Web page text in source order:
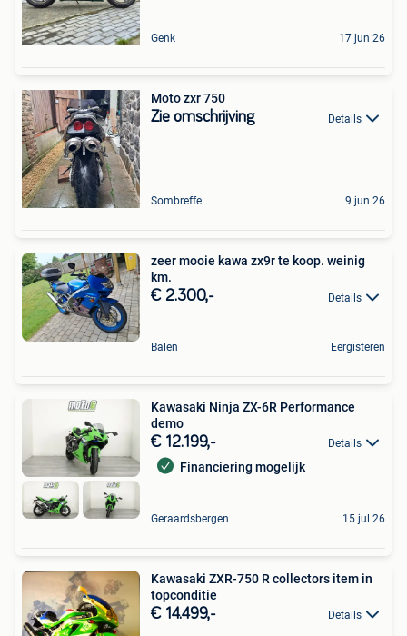
Genk 17 jun 26
Moto zxr 750
Zie omschrijving Details
Sombreffe 9 jun 26
zeer mooie kawa zx9r te koop. weinig
km.
€ 2.300,- Details
Balen Eergisteren
Kawasaki Ninja ZX-6R Performance
demo
€ 12.199,- Details
Financiering mogelijk
Geraardsbergen 15 jul 26
Kawasaki ZXR-750 R collectors item in
topconditie
€ 14.499,- Details